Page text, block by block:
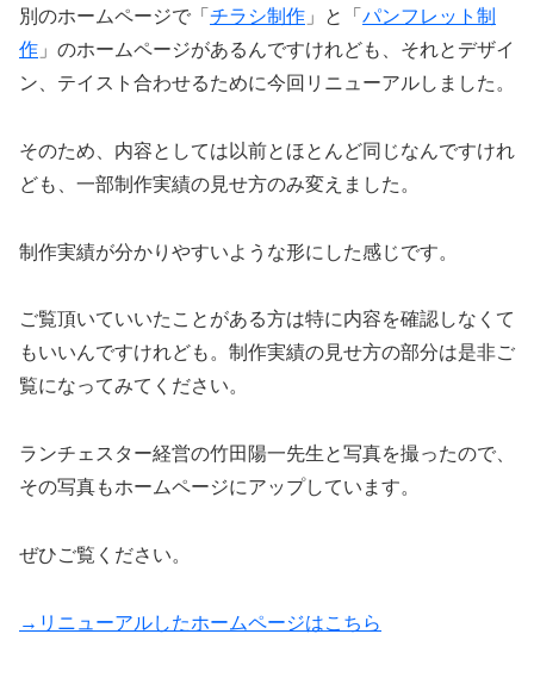
別のホームページで「 チラシ制作 」と「 パンフレット制
作 」のホームページがあるんですけれども、それとデザイ
ン、テイスト合わせるために今回リニューアルしました。
そのため、内容としては以前とほとんど同じなんですけれ
ども、一部制作実績の見せ方のみ変えました。
制作実績が分かりやすいような形にした感じです。
ご覧頂いていいたことがある方は特に内容を確認しなくて
もいいんですけれども。制作実績の見せ方の部分は是非ご
覧になってみてください。
ランチェスター経営の竹田陽一先生と写真を撮ったので、
その写真もホームページにアップしています。
ぜひご覧ください。
→リニューアルしたホームページはこちら